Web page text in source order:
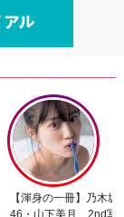
【渾身の一冊】乃木坂
46・山下美月、2nd写